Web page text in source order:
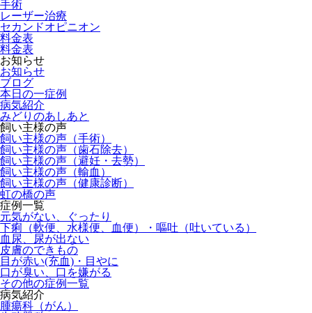
手術
レーザー治療
セカンドオピニオン
料金表
料金表
お知らせ
お知らせ
ブログ
本日の一症例
病気紹介
みどりのあしあと
飼い主様の声
飼い主様の声（手術）
飼い主様の声（歯石除去）
飼い主様の声（避妊・去勢）
飼い主様の声（輸血）
飼い主様の声（健康診断）
虹の橋の声
症例一覧
元気がない、ぐったり
下痢（軟便、水様便、血便）・嘔吐（吐いている）
血尿、尿が出ない
皮膚のできもの
目が赤い(充血)・目やに
口が臭い、口を嫌がる
その他の症例一覧
病気紹介
腫瘍科（がん）